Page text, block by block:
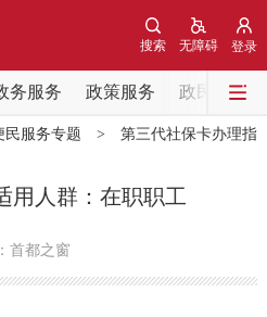
登录
无障碍
搜索
务服务 政策服务 政民互动
务院信息 中央部委动态
议信息 部门动态
民服务专题 > 第三代社保卡办理指
用人群：在职职工
首都之窗